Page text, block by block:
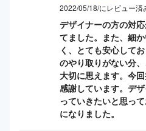
2022/05/18/にレビュー済
デザイナーの方の対
てました。また、細
く、とても安心して
のやり取りがない分
大切に思えます。今
感謝しています。デ
っていきたいと思っ
になりました。